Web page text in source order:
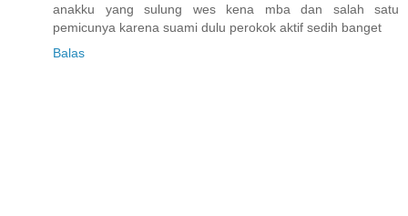
anakku yang sulung wes kena mba dan salah satu
pemicunya karena suami dulu perokok aktif sedih banget
Balas